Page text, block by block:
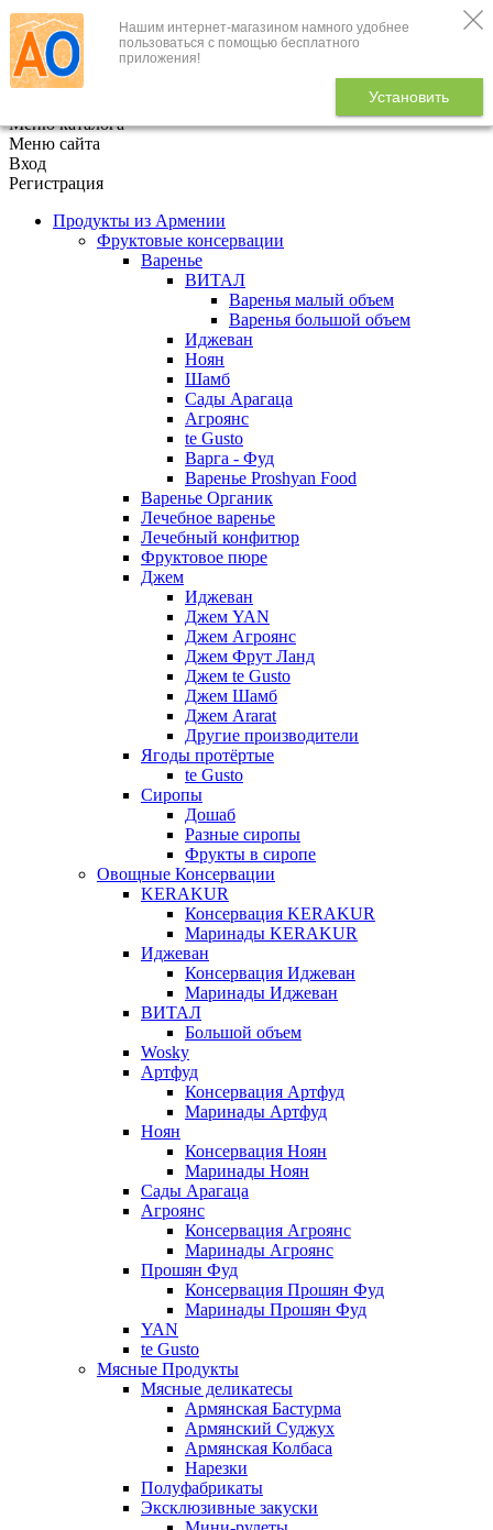
Нашим интернет-магазином намного удобнее
пользоваться с помощью бесплатного
приложения!
Установить
+7 (495) 646-888-1
В корзине
Меню каталога
Меню сайта
Вход
Регистрация
Продукты из Армении
Фруктовые консервации
Варенье
ВИТАЛ
Варенья малый объем
Варенья большой объем
Иджеван
Ноян
Шамб
Сады Арагаца
Агроянс
te Gusto
Варга - Фуд
Варенье Proshyan Food
Варенье Органик
Лечебное варенье
Лечебный конфитюр
Фруктовое пюре
Джем
Иджеван
Джем YAN
Джем Агроянс
Джем Фрут Ланд
Джем te Gusto
Джем Шамб
Джем Ararat
Другие производители
Ягоды протёртые
te Gusto
Сиропы
Дошаб
Разные сиропы
Фрукты в сиропе
Овощные Консервации
KERAKUR
Консервация KERAKUR
Маринады KERAKUR
Иджеван
Консервация Иджеван
Маринады Иджеван
ВИТАЛ
Большой объем
Wosky
Артфуд
Консервация Артфуд
Маринады Артфуд
Ноян
Консервация Ноян
Маринады Ноян
Сады Арагаца
Агроянс
Консервация Агроянс
Маринады Агроянс
Прошян Фуд
Консервация Прошян Фуд
Маринады Прошян Фуд
YAN
te Gusto
Мясные Продукты
Мясные деликатесы
Армянская Бастурма
Армянский Суджух
Армянская Колбаса
Нарезки
Полуфабрикаты
Эксклюзивные закуски